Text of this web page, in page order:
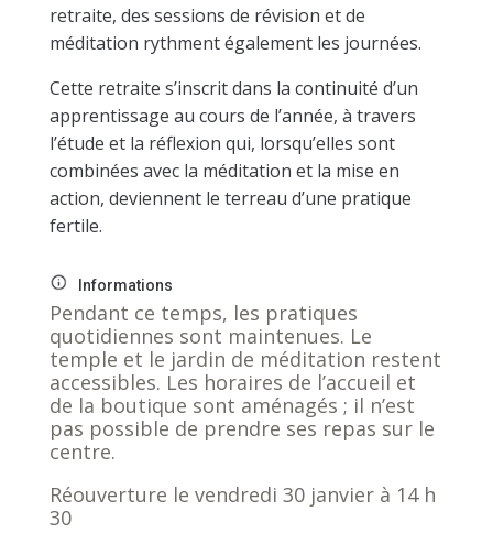
retraite, des sessions de révision et de
méditation rythment également les journées.
Cette retraite s’inscrit dans la continuité d’un
apprentissage au cours de l’année, à travers
l’étude et la réflexion qui, lorsqu’elles sont
combinées avec la méditation et la mise en
action, deviennent le terreau d’une pratique
fertile.
Informations
Pendant ce temps, les pratiques
quotidiennes sont maintenues. Le
temple et le jardin de méditation restent
accessibles. Les horaires de l’accueil et
de la boutique sont aménagés ; il n’est
pas possible de prendre ses repas sur le
centre.
Réouverture le vendredi 30 janvier à 14 h
30